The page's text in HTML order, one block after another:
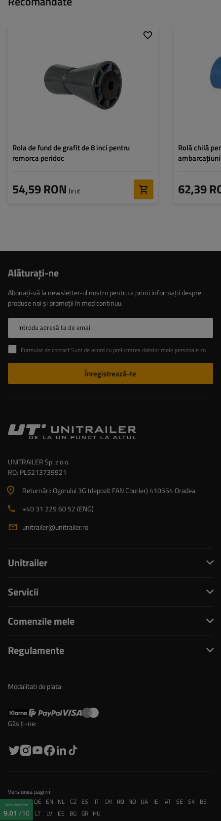
Rola de fund de grafit de 8 inci pentru
remorca peridoc
54,59 RON brut
Rolă chilă
62,39
Diametru
Alăturaţi-ne
Abonați-vă la newsletter-ul nostru pentru a primi informații despre
produse noi și promoții în mod continuu.
Introdu adresă ta de email
Formular de contact Sunt de acord cu prelucrarea datelor mele personale conținute în formularul de contact în conformitate cu Regulamentul Parlamentului European și al Consiliului (UE)
Înregistrează-te
UNITRAILER Sp. z o.o.
RO: PL5213739921
Returnări: Ogorului 3G (depozit FAN Courier) 410554 Oradea
+40 31 229 60 52 (ENG)
unitrailer@unitrailer.ro
Unitrailer
Servicii
Comenzile mele
Regulamente
Modalitati de plata:
Găsiți-ne:
Versiunea paginii:
PL FR DE EN NL CZ ES IT DK RO NO UA IE AT SE SK BE
CH
PT LT LV EE BG GR HU
Nota clienților
9,01 /10